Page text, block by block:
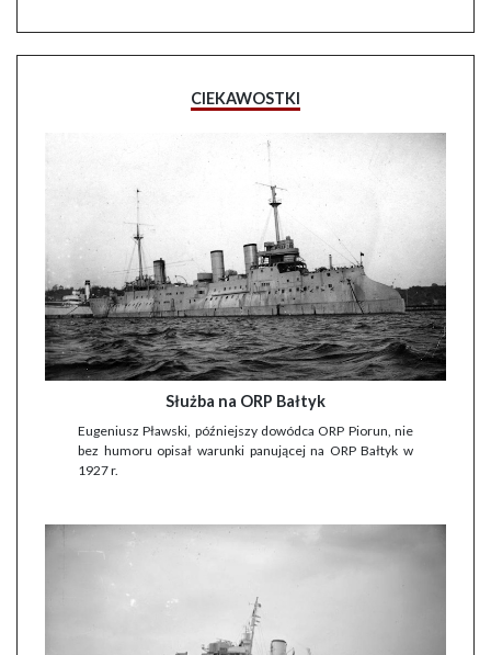
CIEKAWOSTKI
Służba na ORP Bałtyk
Eugeniusz Pławski, późniejszy dowódca ORP Piorun, nie
bez humoru opisał warunki panującej na ORP Bałtyk w
1927 r.